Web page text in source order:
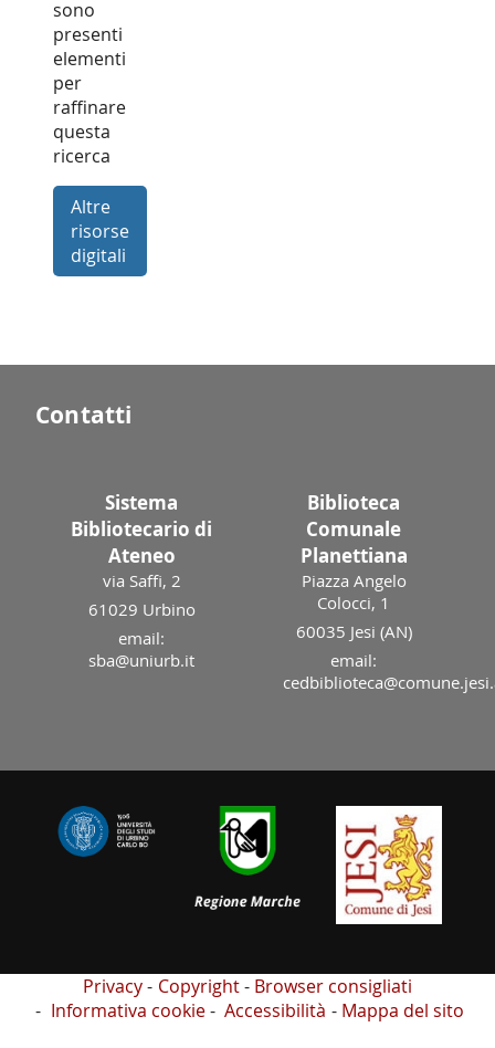
sono
presenti
elementi
per
raffinare
questa
ricerca
Altre
risorse
digitali
Contatti
Sistema
Bibliotecario di
Ateneo
via Saffi, 2
61029 Urbino
email:
sba@uniurb.it
Biblioteca
Comunale
Planettiana
Piazza Angelo
Colocci, 1
60035 Jesi (AN)
email:
Privacy Copyright
Browser consigliati
Informativa cookie
Accessibilità Mappa del sito